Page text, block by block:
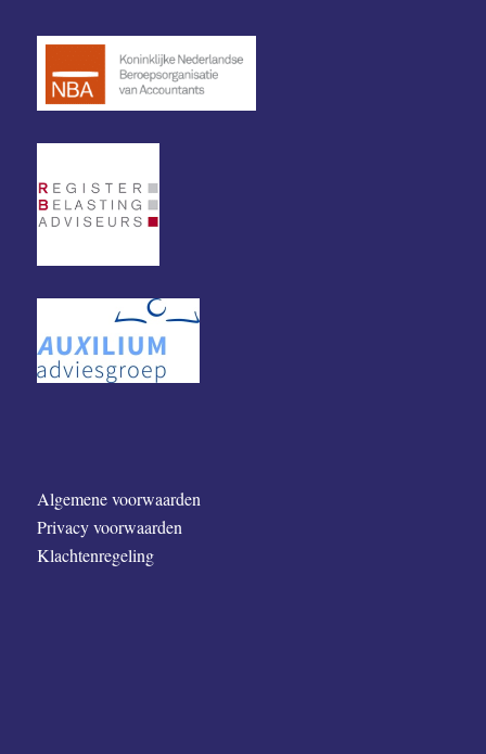
Algemene voorwaarden
Privacy voorwaarden
Klachtenregeling